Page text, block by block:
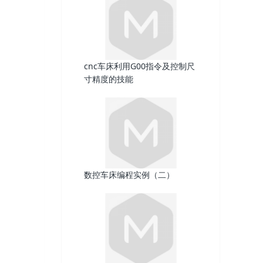
cnc车床利用G00指令及控制尺
寸精度的技能
数控车床编程实例（二）